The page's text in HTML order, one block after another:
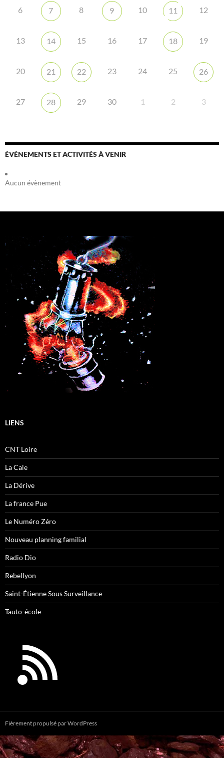
6 7 8 9 10 11 12
13 14 15 16 17 18 19
20 21 22 23 24 25 26
27 28 29 30 1 2 3
ÉVÉNEMENTS ET ACTIVITÉS À VENIR
Aucun évènement
LIENS
CNT Loire
La Cale
La Dérive
La france Pue
Le Numéro Zéro
Nouveau planning familial
Radio Dio
Rebellyon
Saint-Étienne Sous Surveillance
Tauto-école
Fièrement propulsé par WordPress